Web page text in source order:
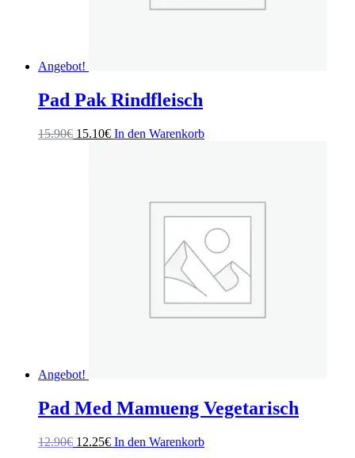
Angebot!
Pad Pak Rindfleisch
15.90€ Ursprünglicher
15.10€Aktueller
In den Warenkorb
Angebot!
Pad Med Mamueng Vegetarisch
12.90€ Ursprünglicher
12.25€Aktueller
In den Warenkorb